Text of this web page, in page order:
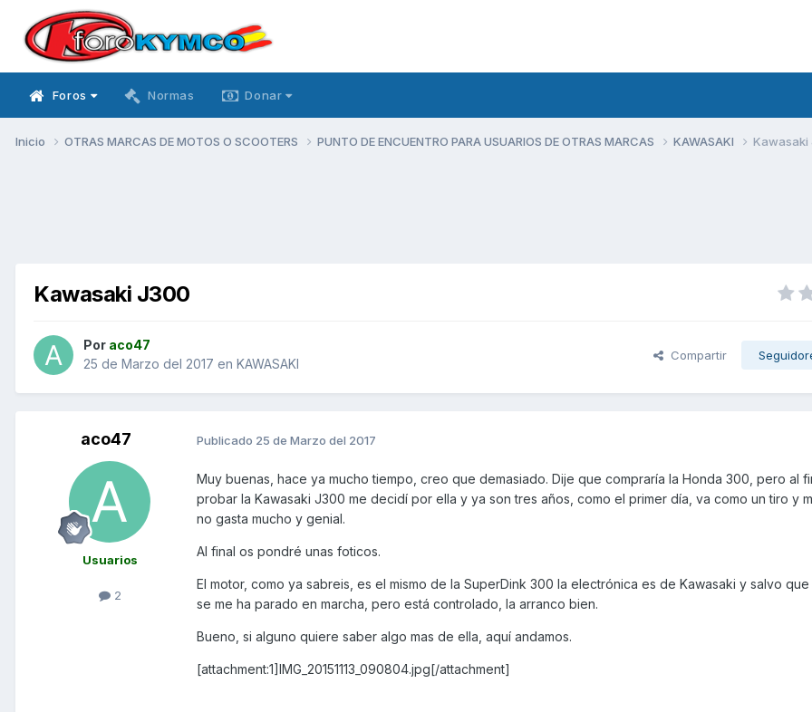
Foros Normas Donar
Inicio OTRAS MARCAS DE MOTOS O SCOOTERS PUNTO DE ENCUENTRO PARA USUARIOS DE OTRAS MARCAS KAWASAKI Kawasaki
Kawasaki J300
Por aco47
25 de Marzo del 2017 en KAWASAKI
Compartir
aco47
Usuarios
2
Publicado 25 de Marzo del 2017
Muy buenas, hace ya mucho tiempo, creo que demasiado. Dije que compraría la Honda 300, pero al
probar la Kawasaki J300 me decidí por ella y ya son tres años, como el primer día, va como un tiro y
no gasta mucho y genial.
Al final os pondré unas foticos.
El motor, como ya sabreis, es el mismo de la SuperDink 300 la electrónica es de Kawasaki y salvo
se me ha parado en marcha, pero está controlado, la arranco bien.
Bueno, si alguno quiere saber algo mas de ella, aquí andamos.
[attachment:1]IMG_20151113_090804.jpg[/attachment]